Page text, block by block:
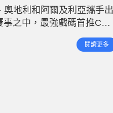
地利和阿爾及利亞攜手出
之中，最強戲碼首推C朗
人愛隊英格蘭則會對剛果
閱讀更多